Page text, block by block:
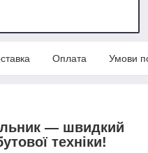
Оплата Умови
— швидкий
техніки!